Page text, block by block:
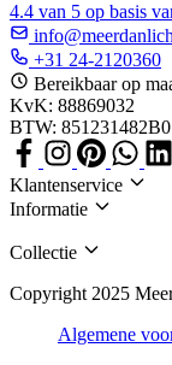
4.4 van 5 op basis
+31 24-2120360
Bereikbaar op
KvK: 88869032
BTW:
Klantenservice
Informatie
Collectie
Copyright 2025
Algemene